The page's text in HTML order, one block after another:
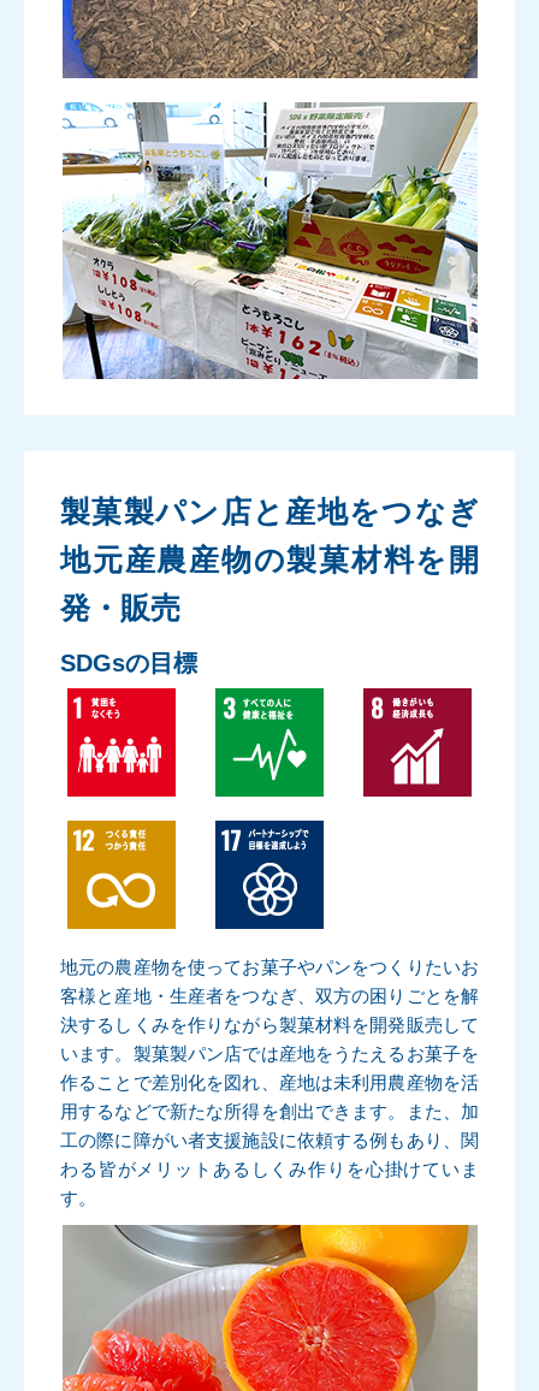
製菓製パン店と産地をつなぎ
地元産農産物の製菓材料を開
発・販売
SDGsの目標
地元の農産物を使ってお菓子やパンをつくりたいお
客様と産地・生産者をつなぎ、双方の困りごとを解
決するしくみを作りながら製菓材料を開発販売して
います。製菓製パン店では産地をうたえるお菓子を
作ることで差別化を図れ、産地は未利用農産物を活
用するなどで新たな所得を創出できます。また、加
工の際に障がい者支援施設に依頼する例もあり、関
わる皆がメリットあるしくみ作りを心掛けていま
す。